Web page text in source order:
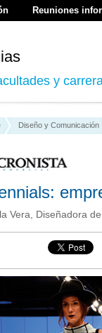
Reuniones
y
Diseño y Comunicación
Vera, Diseñadora